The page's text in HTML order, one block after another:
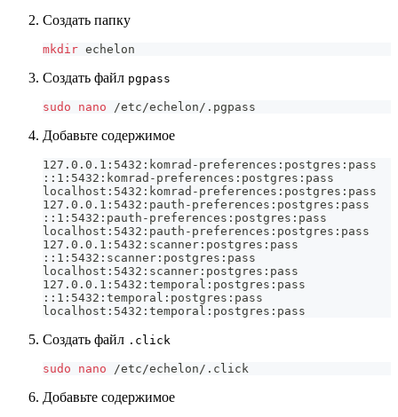
Создать папку
mkdir echelon
Создать файл pgpass
sudo nano /etc/echelon/.pgpass
Добавьте содержимое
127.0.0.1 : 5432 : komrad - preferences : postgres : pass
: : 1 : 5432 : komrad - preferences : postgres : pass
localhost : 5432 : komrad - preferences : postgres : pass
127.0.0.1 : 5432 : pauth - preferences : postgres : pass
: : 1 : 5432 : pauth - preferences : postgres : pass
localhost : 5432 : pauth - preferences : postgres : pass
127.0.0.1 : 5432 : scanner : postgres : pass
: : 1 : 5432 : scanner : postgres : pass
localhost : 5432 : scanner : postgres : pass
127.0.0.1 : 5432 : temporal : postgres : pass
: : 1 : 5432 : temporal : postgres : pass
localhost : 5432 : temporal : postgres : pass
Создать файл .click
sudo nano /etc/echelon/.click
Добавьте содержимое